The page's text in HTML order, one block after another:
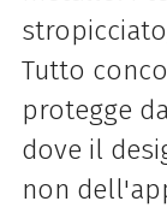
Tutto
protegge
dove il
non